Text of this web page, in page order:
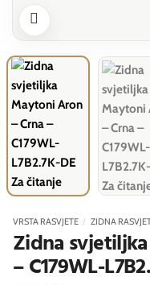
VRSTA RASVJETE / ZIDNA
Zidna
– C179WL-